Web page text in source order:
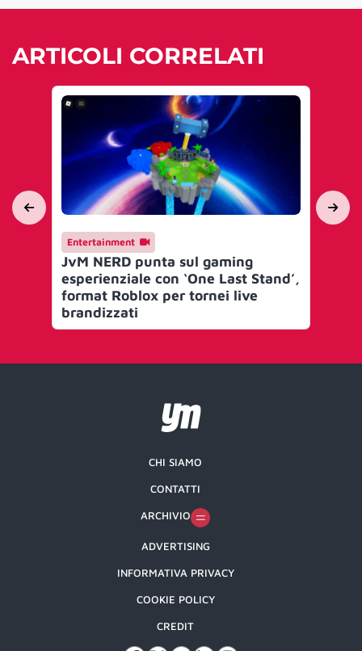
ARTICOLI CORRELATI
Entertainment
JvM NERD punta sul gaming
esperienziale con ‘One Last Stand’,
format Roblox per tornei live
brandizzati
CHI SIAMO
CONTATTI
ARCHIVIO
ADVERTISING
INFORMATIVA PRIVACY
COOKIE POLICY
CREDIT